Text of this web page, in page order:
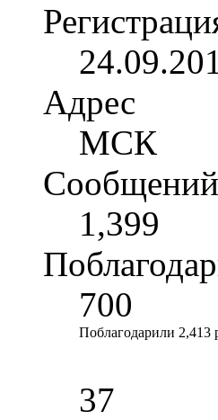
Адрес
МСК
Сообщений
1,399
700
Поблагодарили 2,413
37